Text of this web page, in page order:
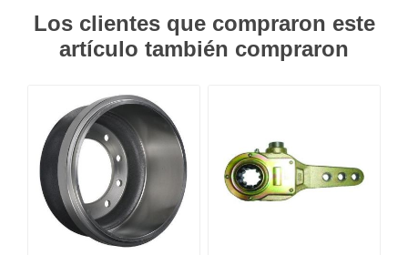
Los clientes que compraron este
artículo también compraron